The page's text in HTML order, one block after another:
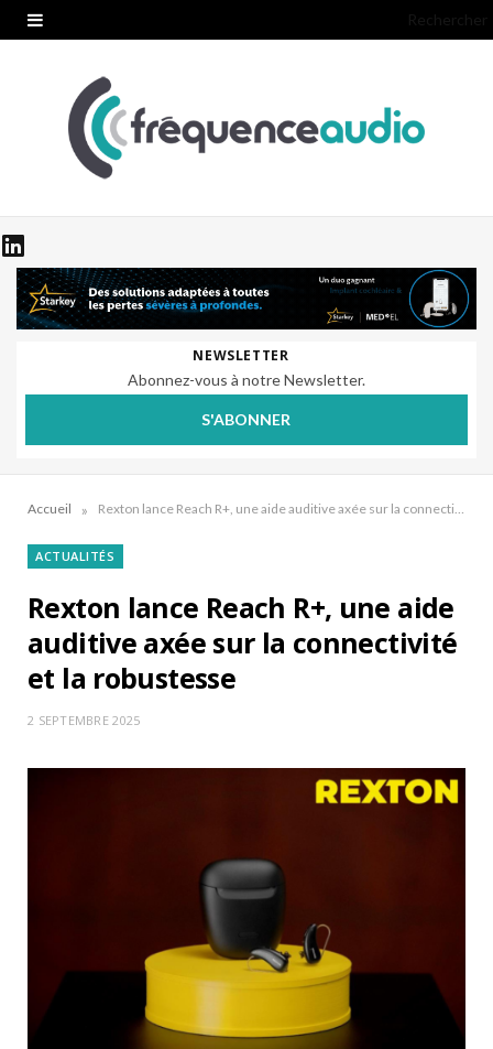
NEWSLETTER
Abonnez-vous à notre Newsletter.
S'ABONNER
Accueil » Rexton lance Reach R+, une aide auditive axée sur la connectivité et la robustesse
ACTUALITÉS
Rexton lance Reach R+, une aide
auditive axée sur la connectivité
et la robustesse
2 SEPTEMBRE 2025